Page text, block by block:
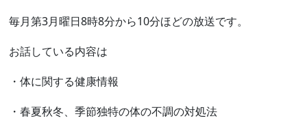
毎月第3月曜日8時8分から10分ほどの放送です。
お話している内容は
・体に関する健康情報
・春夏秋冬、季節独特の体の不調の対処法